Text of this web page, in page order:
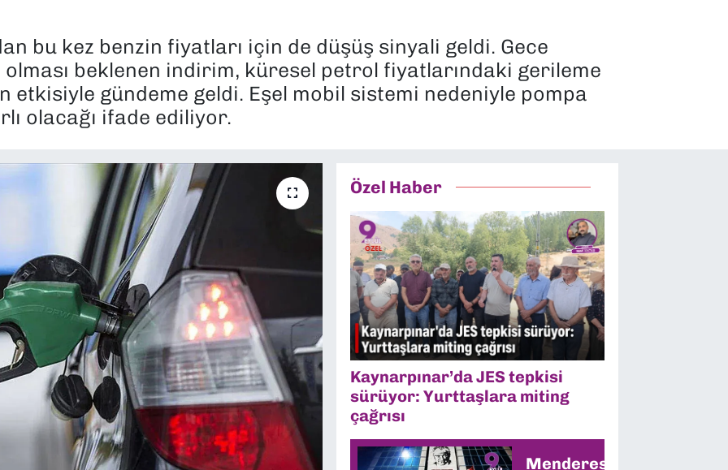
bu kez benzin fiyatları için de düşüş sinyali geldi. Gece
beklenen indirim, küresel petrol fiyatlarındaki gerileme
etkisiyle gündeme geldi. Eşel mobil sistemi nedeniyle pompa
olacağı ifade ediliyor.
Özel Haber
Kaynarpınar’da JES tepkisi
sürüyor: Yurttaşlara miting
çağrısı
Menderes’te